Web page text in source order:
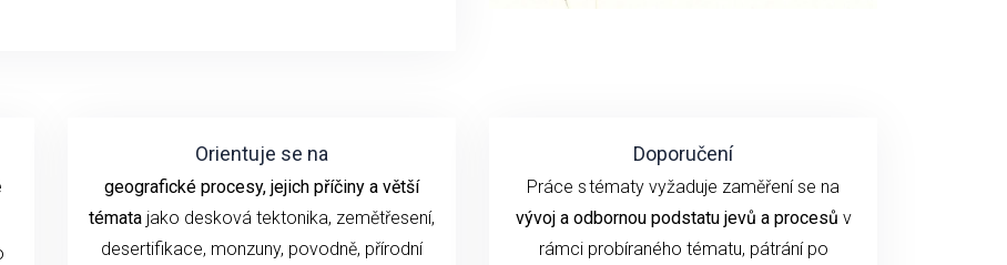
Orientuje se na
geografické procesy, jejich příčiny a větší
témata jako desková tektonika, zemětřesení,
desertifikace, monzuny, povodně, přírodní
Doporučení
Práce s tématy vyžaduje zaměření se na
vývoj a odbornou podstatu jevů a procesů v
rámci probíraného tématu, pátrání po